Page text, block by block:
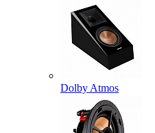
Dolby Atmos